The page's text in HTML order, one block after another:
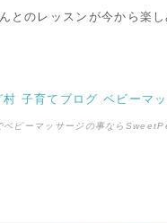
とのレッスンが今から楽し
ベビーマッサージの事なら